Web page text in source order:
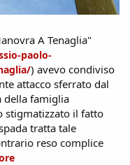
A Tenaglia"
paolo-
) avevo condiviso
attacco sferrato dal
della famiglia
stigmatizzato il fatto
tratta tale
reso complice